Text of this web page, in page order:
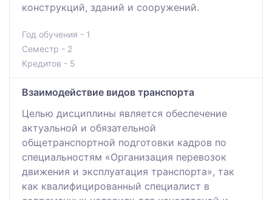
конструкций, зданий и сооружений.
Год обучения - 1
Семестр - 2
Кредитов - 5
Взаимодействие видов транспорта
Целью дисциплины является обеспечение
актуальной и обязательной
общетранспортной подготовки кадров по
специальностям «Организация перевозок
движения и эксплуатация транспорта», так
как квалифицированный специалист в